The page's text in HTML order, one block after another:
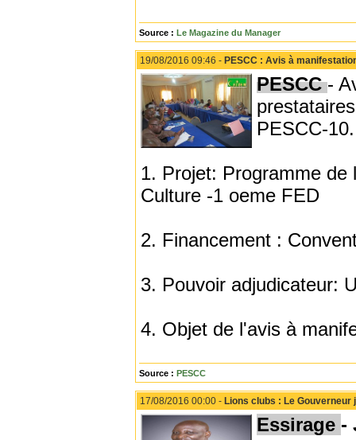
Source : Le Magazine du Manager
19/08/2016 09:46 - PESCC : Avis à
PESCC-
PESCC-10.
1. Projet: Programme de
Culture -1 oeme FED
2. Financement :
3. Pouvoir adjudicateur:
4. Objet de l'avis à
Source : PESCC
17/08/2016 00:00 - Lions clubs : Le
Essirage -